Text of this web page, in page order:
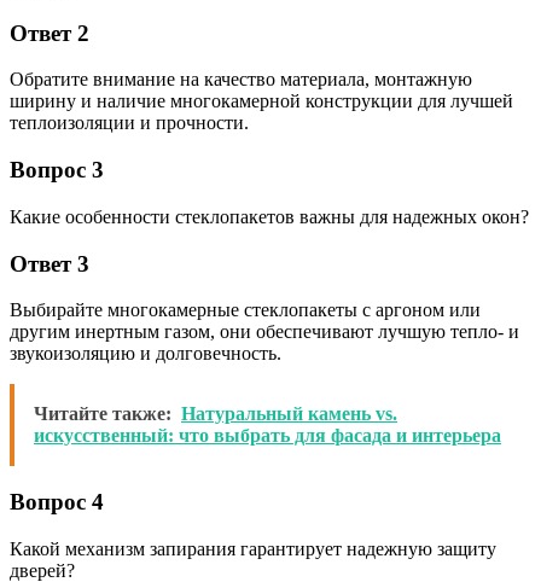
Ответ 2
Обратите внимание на качество материала, монтажную
ширину и наличие многокамерной конструкции для лучшей
теплоизоляции и прочности.
Вопрос 3
Какие особенности стеклопакетов важны для надежных окон?
Ответ 3
Выбирайте многокамерные стеклопакеты с аргоном или
другим инертным газом, они обеспечивают лучшую тепло- и
звукоизоляцию и долговечность.
Читайте также: Натуральный камень vs.
искусственный: что выбрать для фасада и интерьера
Вопрос 4
Какой механизм запирания гарантирует надежную защиту
дверей?